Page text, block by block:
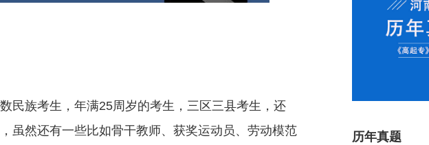
族考生，年满25周岁的考生，三区三县考生，还
虽然还有一些比如骨干教师、获奖运动员、劳动模范
历年真题